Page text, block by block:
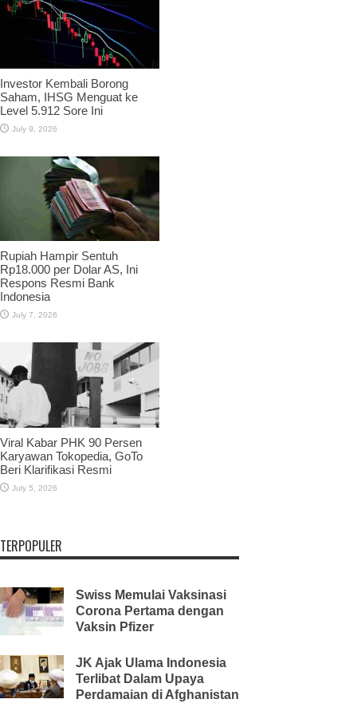
Investor Kembali Borong
Saham, IHSG Menguat ke
Level 5.912 Sore Ini
July 9, 2026
Rupiah Hampir Sentuh
Rp18.000 per Dolar AS, Ini
Respons Resmi Bank
Indonesia
July 7, 2026
Viral Kabar PHK 90 Persen
Karyawan Tokopedia, GoTo
Beri Klarifikasi Resmi
July 5, 2026
TERPOPULER
Swiss Memulai Vaksinasi
Corona Pertama dengan
Vaksin Pfizer
JK Ajak Ulama Indonesia
Terlibat Dalam Upaya
Perdamaian di Afghanistan